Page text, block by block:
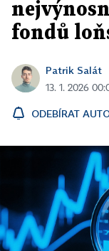
fondů
Patrik Salát
13. 1. 2026
ODEBÍRAT